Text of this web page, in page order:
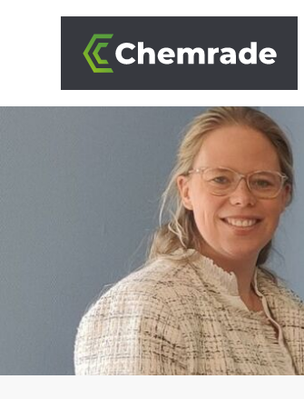
OPLOSSINGEN
BRANCHES
AANPAK